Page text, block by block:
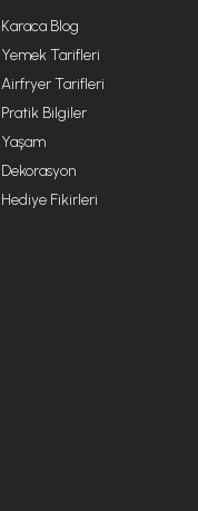
Karaca Blog
Yemek Tarifleri
Airfryer Tarifleri
Pratik Bilgiler
Yaşam
Dekorasyon
Hediye Fikirleri